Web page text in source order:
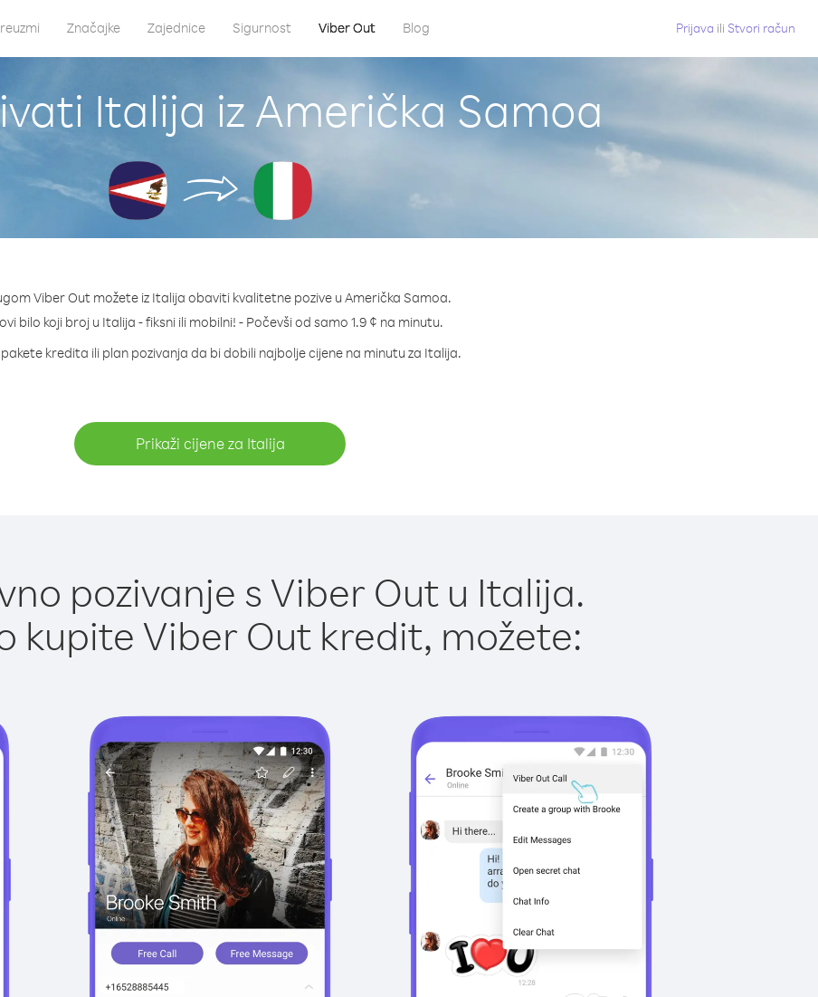
Značajke Zajednice Sigurnost Viber Out Blog Prijava ili Stvori račun
Italija iz Američka Samoa
Viber Out možete iz Italija obaviti kvalitetne pozive u Američka Samoa.
bilo koji broj u Italija - fiksni ili mobilni! - Počevši od samo 1.9 ¢ na minutu.
kredita ili plan pozivanja da bi dobili najbolje cijene na minutu za Italija.
Prikaži cijene za Italija
pozivanje s Viber Out u Italija.
kupite Viber Out kredit, možete: